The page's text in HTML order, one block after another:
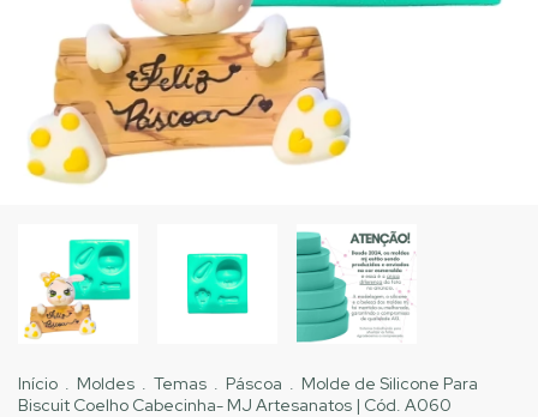
Início . Moldes . Temas . Páscoa . Molde de Silicone Para
Biscuit Coelho Cabecinha- MJ Artesanatos | Cód. A060